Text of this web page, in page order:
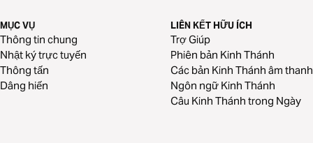
MỤC VỤ
Thông tin chung
Nhật ký trực tuyến
Thông tấn
Dâng hiến
LIÊN KẾT HỮU ÍCH
Trợ Giúp
Phiên bản Kinh Thánh
Các bản Kinh Thánh âm thanh
Ngôn ngữ Kinh Thánh
Câu Kinh Thánh trong Ngày